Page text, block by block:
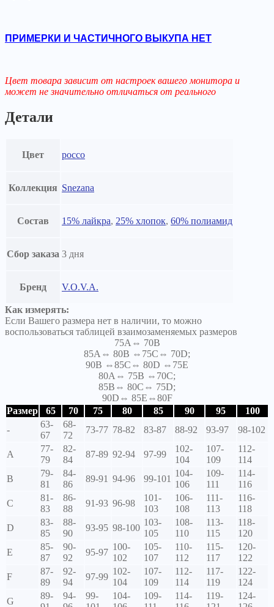
ПРИМЕРКИ И ЧАСТИЧНОГО ВЫКУПА НЕТ
Цвет товара зависит от настроек вашего монитора и
может не значительно отличаться от реального
Детали
Цвет россо
Коллекция Snezana
Состав 15% лайкра, 25% хлопок, 60% полиамид
Сбор заказа 3 дня
Бренд V.O.V.A.
Как измерять:
Если Вашего размера нет в наличии, то можно
воспользоваться таблицей взаимозаменяемых размеров
75A⇔ 70B
85A⇔ 80B ⇔75C⇔ 70D;
90B ⇔85C⇔ 80D ⇔75E
80A⇔ 75B ⇔70C;
85B⇔ 80C⇔ 75D;
90D⇔ 85E⇔80F
Размер
65 70 75 80 85 90 95
100
-
63-
67
68-
72
73-77 78-82 83-87 88-92 93-97 98-102
A
77-
79
82-
84
87-89 92-94 97-99
102-
104
107-
109
112-
114
B
79-
81
84-
86
89-91 94-96 99-101
104-
106
109-
111
114-
116
C
81-
83
86-
88
91-93 96-98
101-
103
106-
108
111-
113
116-
118
D
83-
85
88-
90
93-95 98-100
103-
105
108-
110
113-
115
118-
120
E
85-
87
90-
92
95-97
100-
102
105-
107
110-
112
115-
117
120-
122
F
87-
89
92-
94
97-99
102-
104
107-
109
112-
114
117-
119
122-
124
G
89-
94-
99-
104-
109-
114-
119-
124-